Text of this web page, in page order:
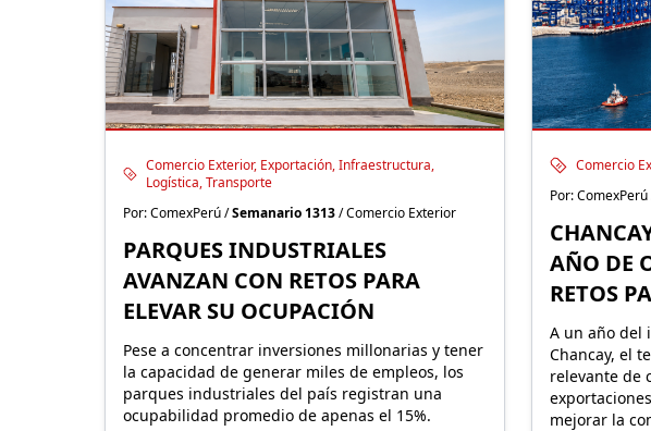
Comercio Exterior, Exportación, Infraestructura,
Logística, Transporte
Por: ComexPerú /Semanario 1313/ Comercio Exterior
PARQUES INDUSTRIALES
AVANZAN CON RETOS PARA
ELEVAR SU OCUPACIÓN
Pese a concentrar inversiones millonarias y tener
la capacidad de generar miles de empleos, los
parques industriales del país registran una
ocupabilidad promedio de apenas el 15%.
Comercio
Por:
AÑO DE
RETOS
ROL
A un año del
Chancay, el
relevante de
mejorar la